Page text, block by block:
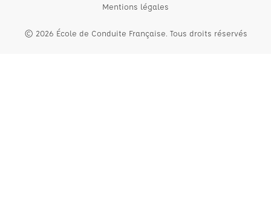
Mentions légales
© 2026 École de Conduite Française. Tous droits réservés